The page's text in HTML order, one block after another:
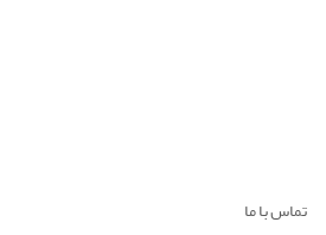
تماس با ما